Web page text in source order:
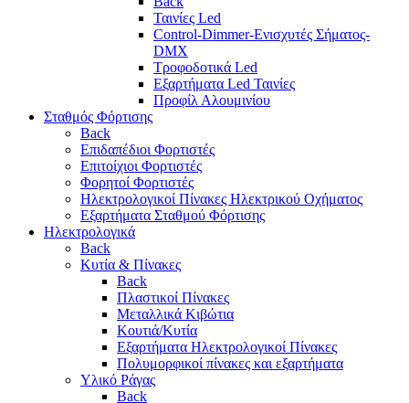
Ταινίες Led
Control-Dimmer-Ενισχυτές Σήματος-
DMX
Τροφοδοτικά Led
Εξαρτήματα Led Ταινίες
Προφίλ Αλουμινίου
Σταθμός Φόρτισης
Back
Επιδαπέδιοι Φορτιστές
Επιτoίχιοι Φορτιστές
Φορητοί Φορτιστές
Ηλεκτρολογικοί Πίνακες Ηλεκτρικού Οχήματος
Εξαρτήματα Σταθμού Φόρτισης
Ηλεκτρολογικά
Back
Κυτία & Πίνακες
Back
Πλαστικοί Πίνακες
Μεταλλικά Κιβώτια
Κουτιά/Κυτία
Εξαρτήματα Ηλεκτρολογικοί Πίνακες
Πολυμορφικοί πίνακες και εξαρτήματα
Υλικό Ράγας
Back